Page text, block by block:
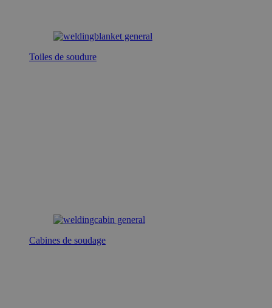
Toiles de soudure
Cabines de soudage